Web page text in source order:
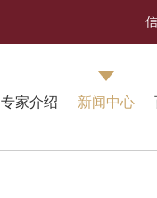
专家介绍 新闻中心